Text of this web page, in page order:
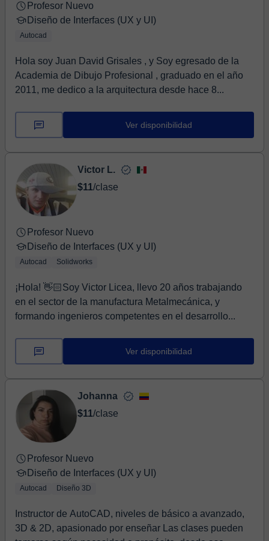
Profesor Nuevo
Diseño de Interfaces (UX y UI)
Autocad
Hola soy Juan David Grisales , y Soy egresado de la
Academia de Dibujo Profesional , graduado en el año
2011, me dedico a la arquitectura desde hace 8...
Ver disponibilidad
Victor L.
$11/clase
Profesor Nuevo
Diseño de Interfaces (UX y UI)
Autocad Solidworks
¡Hola! 👋🏻Soy Victor Licea, llevo 20 años trabajando
en el sector de la manufactura Metalmecánica, y
formando ingenieros competentes en el desarrollo...
Ver disponibilidad
Johanna
$11/clase
Profesor Nuevo
Diseño de Interfaces (UX y UI)
Autocad Diseño 3D
Instructor de AutoCAD, niveles de básico a avanzado,
3D & 2D, apasionado por enseñar Las clases pueden